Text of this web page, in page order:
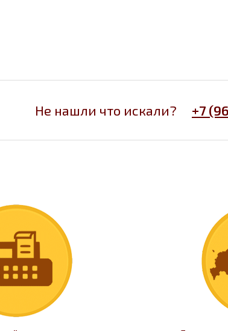
Не нашли что искали? +7